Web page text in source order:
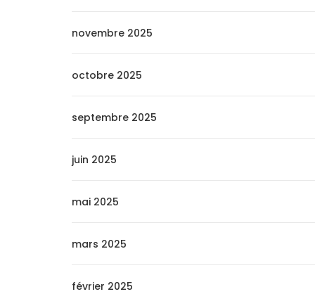
novembre 2025
octobre 2025
septembre 2025
juin 2025
mai 2025
mars 2025
février 2025